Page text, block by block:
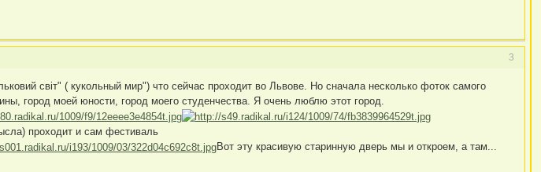
3
світ" ( кукольный мир") что сейчас проходит во Львове. Но сначала несколько фоток самого
город моей юности, город моего студенчества. Я очень люблю этот город.
проходит и сам фестиваль
Вот эту красивую старинную дверь мы и откроем, а там...